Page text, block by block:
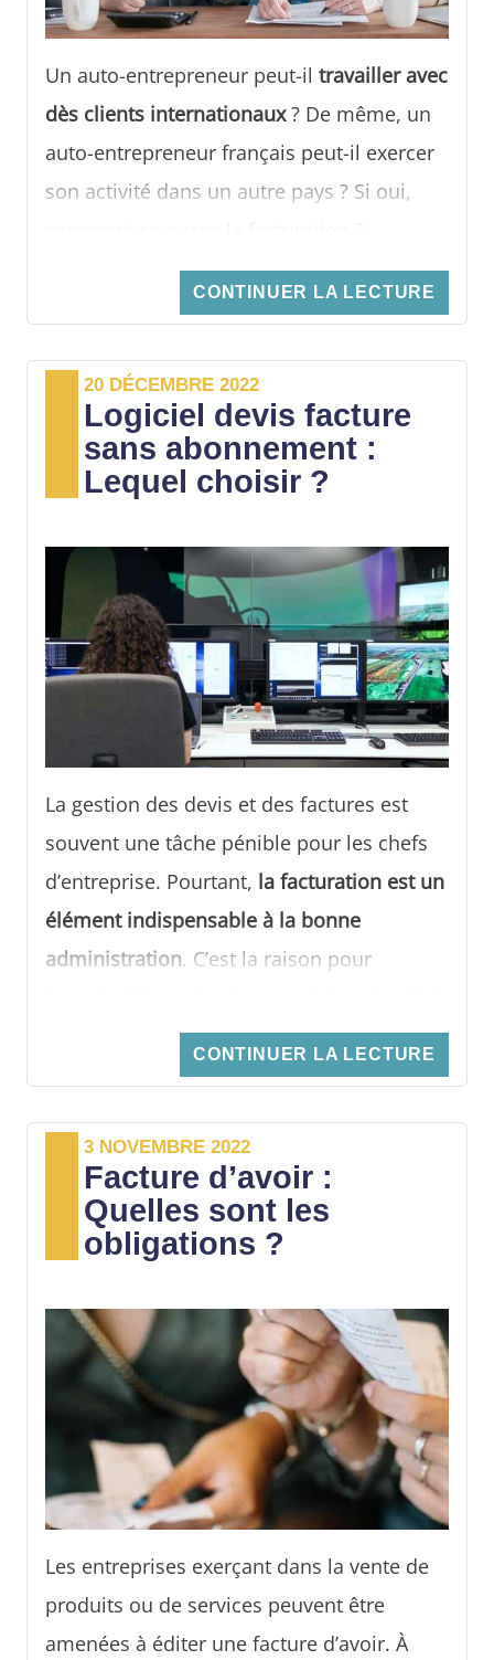
Un auto-entrepreneur peut-il travailler avec
dès clients internationaux? De même, un
auto-entrepreneur français peut-il exercer
son activité dans un autre pays ? Si oui,
Comment facturer une prestation de
service à l’étranger quand on est auto-
CONTINUER LA LECTURE
20 DÉCEMBRE 2022
Logiciel devis facture
sans abonnement :
Lequel choisir ?
La gestion des devis et des factures est
souvent une tâche pénible pour les chefs
d’entreprise. Pourtant, la facturation est un
élément indispensable à la bonne
administration. C’est la raison pour
de facturation adéquat.
Lequel choisir ? Quel est le logiciel de devis
et de facture sans abonnement qu’il vous
faut ? Les détails dans cet article.
CONTINUER LA LECTURE
3 NOVEMBRE 2022
Facture d’avoir :
Quelles sont les
obligations ?
Les entreprises exerçant dans la vente de
produits ou de services peuvent être
amenées à éditer une facture d’avoir. À